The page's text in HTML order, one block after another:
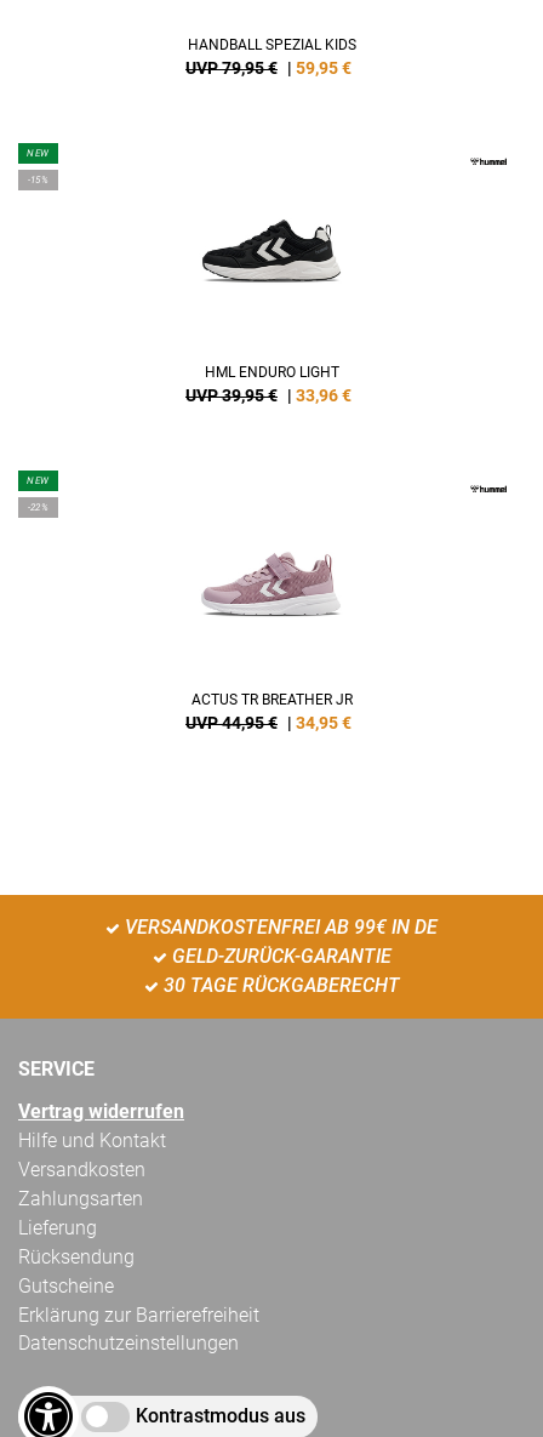
HANDBALL SPEZIAL KIDS
UVP 79,95 € | 59,95€
NEW
-15%
HML ENDURO LIGHT
UVP 39,95 € | 33,96€
NEW
-22%
ACTUS TR BREATHER JR
UVP 44,95 € | 34,95€
VERSANDKOSTENFREI AB 99€ IN DE
GELD-ZURÜCK-GARANTIE
30 TAGE RÜCKGABERECHT
SERVICE
Vertrag widerrufen
Hilfe und Kontakt
Versandkosten
Zahlungsarten
Lieferung
Rücksendung
Gutscheine
Erklärung zur Barrierefreiheit
Datenschutzeinstellungen
Kontrastmodus aus